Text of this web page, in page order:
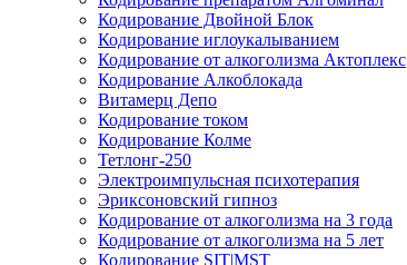
Кодирование Двойной Блок
Кодирование иглоукалыванием
Кодирование от алкоголизма Актоплекс
Кодирование Алкоблокада
Витамерц Депо
Кодирование током
Кодирование Колме
Тетлонг-250
Электроимпульсная психотерапия
Эриксоновский гипноз
Кодирование от алкоголизма на 3 года
Кодирование от алкоголизма на 5 лет
Кодирование SIT|MST